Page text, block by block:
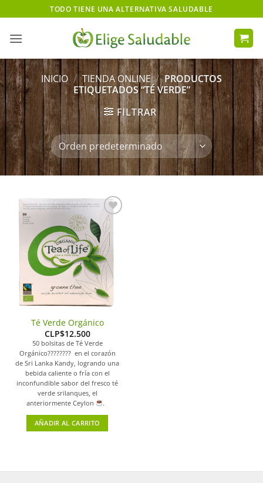
al
contenido
TODO TIENE UNA ALTERNATIVA SALUDABLE
INICIO / TIENDA ONLINE / PRODUCTOS
ETIQUETADOS “TÉ VERDE”
FILTRAR
Añadir
a Mis
Deseos
Té Verde Orgánico
CLP$12.500
50 bolsitas de Té Verde
Orgánico???????? en el corazón
de Sri Lanka Kandy, logrando una
bebida caliente o fría con el
inconfundible sabor del fresco té
verde srilanques, el
anteriormente Ceylon
.
AÑADIR AL CARRITO